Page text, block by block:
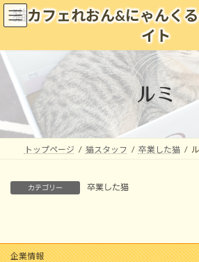
コ
ン
ン
ツ
へ
ッ
プ
ナ
ビ
ー
シ
ョ
移
動
猫カフェれおん&にゃんく
イト
ルミ
トップページ 猫スタッフ 卒業した猫
カテゴリー 卒業した猫
企業情報